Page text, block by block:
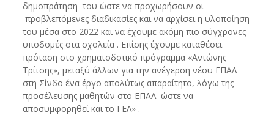
δημοπράτηση του ώστε να προχωρήσουν οι
προβλεπόμενες διαδικασίες και να αρχίσει η υλοποίηση
του μέσα στο 2022 και να έχουμε ακόμη πιο σύγχρονες
υποδομές στα σχολεία . Επίσης έχουμε καταθέσει
πρόταση στο χρηματοδοτικό πρόγραμμα «Αντώνης
Τρίτσης», μεταξύ άλλων για την ανέγερση νέου ΕΠΑΛ
στη Σίνδο ένα έργο απολύτως απαραίτητο, λόγω της
προσέλευσης μαθητών στο ΕΠΑΛ ώστε να
αποσυμφορηθεί και το ΓΕΛ» .